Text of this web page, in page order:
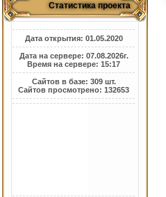
Статистика проекта
Дата открытия: 01.05.2020
Дата на сервере: 07.08.2026г.
Время на сервере: 15:17
Сайтов в базе: 309 шт.
Сайтов просмотрено: 132653